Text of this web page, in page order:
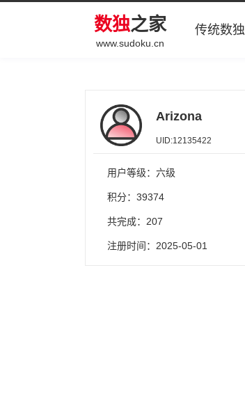
数独之家
www.sudoku.cn
传统数独
Arizona
UID:12135422
用户等级：六级
积分：39374
共完成：207
注册时间：2025-05-01